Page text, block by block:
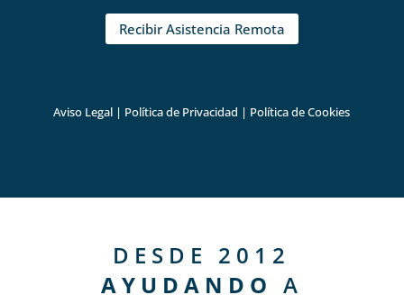
Recibir Asistencia Remota
Aviso Legal | Política de Privacidad | Política de Cookies
DESDE 2012
AYUDANDO A